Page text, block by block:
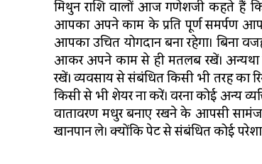
मिथुन राशि वालों आज गणेशजी कहते हैं
आपका अपने काम के प्रति पूर्ण समर्पण
आपका उचित योगदान बना रहेगा। बिना
आकर अपने काम से ही मतलब रखें। अन्यथा
रखें। व्यवसाय से संबंधित किसी भी तरह का
किसी से भी शेयर ना करें। वरना कोई अन्य
वातावरण मधुर बनाए रखने के आपसी
खानपान ले। क्योंकि पेट से संबंधित कोई